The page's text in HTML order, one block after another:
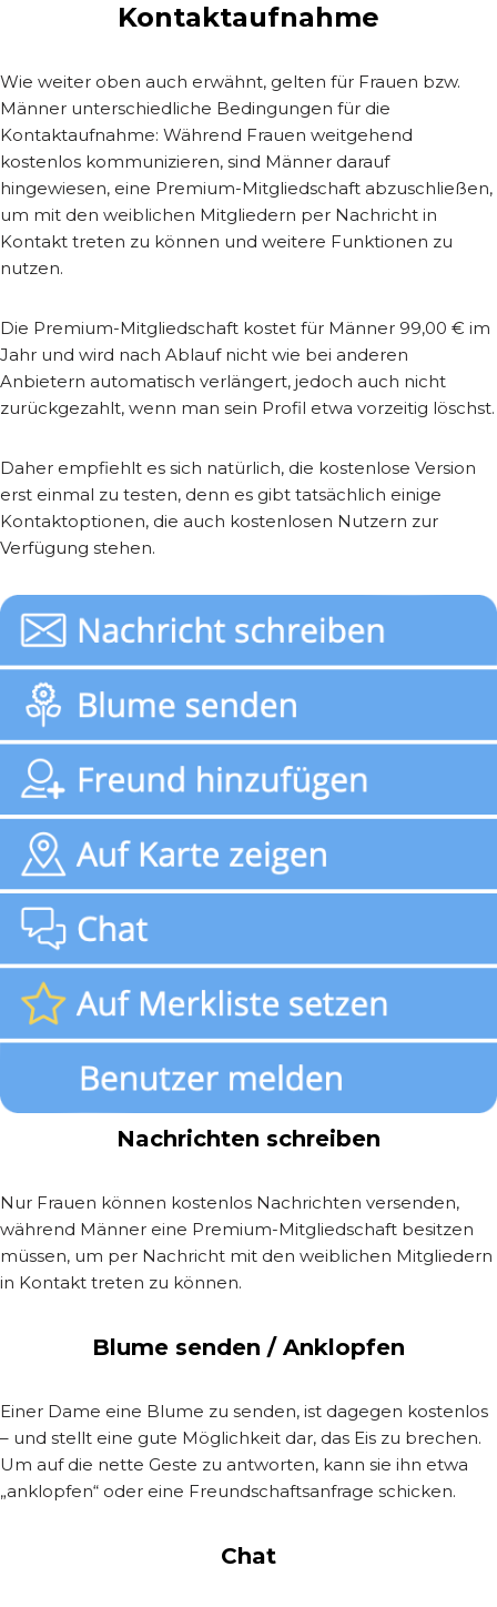
Kontaktaufnahme
Wie weiter oben auch erwähnt, gelten für Frauen bzw.
Männer unterschiedliche Bedingungen für die
Kontaktaufnahme: Während Frauen weitgehend
kostenlos kommunizieren, sind Männer darauf
hingewiesen, eine Premium-Mitgliedschaft abzuschließen,
um mit den weiblichen Mitgliedern per Nachricht in
Kontakt treten zu können und weitere Funktionen zu
nutzen.
Die Premium-Mitgliedschaft kostet für Männer 99,00 € im
Jahr und wird nach Ablauf nicht wie bei anderen
Anbietern automatisch verlängert, jedoch auch nicht
zurückgezahlt, wenn man sein Profil etwa vorzeitig löschst.
Daher empfiehlt es sich natürlich, die kostenlose Version
erst einmal zu testen, denn es gibt tatsächlich einige
Kontaktoptionen, die auch kostenlosen Nutzern zur
Verfügung stehen.
Nachrichten schreiben
Nur Frauen können kostenlos Nachrichten versenden,
während Männer eine Premium-Mitgliedschaft besitzen
müssen, um per Nachricht mit den weiblichen Mitgliedern
in Kontakt treten zu können.
Blume senden / Anklopfen
Einer Dame eine Blume zu senden, ist dagegen kostenlos
– und stellt eine gute Möglichkeit dar, das Eis zu brechen.
Um auf die nette Geste zu antworten, kann sie ihn etwa
„anklopfen“ oder eine Freundschaftsanfrage schicken.
Chat